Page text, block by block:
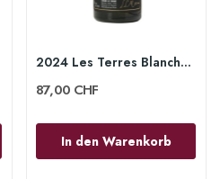
2024 Les Terres Blanches Nuits-Saint-Georges...
87,00 CHF
In den Warenkorb